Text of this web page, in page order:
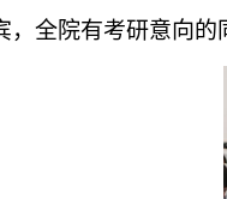
，全院有考研意向的